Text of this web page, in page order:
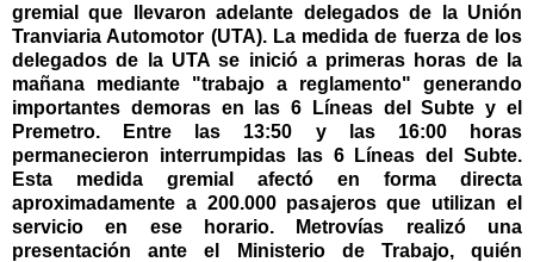
gremial que llevaron adelante delegados de la Unión
Tranviaria Automotor (UTA). La medida de fuerza de los
delegados de la UTA se inició a primeras horas de la
mañana mediante "trabajo a reglamento" generando
importantes demoras en las 6 Líneas del Subte y el
Premetro. Entre las 13:50 y las 16:00 horas
permanecieron interrumpidas las 6 Líneas del Subte.
Esta medida gremial afectó en forma directa
aproximadamente a 200.000 pasajeros que utilizan el
servicio en ese horario. Metrovías realizó una
presentación ante el Ministerio de Trabajo, quién